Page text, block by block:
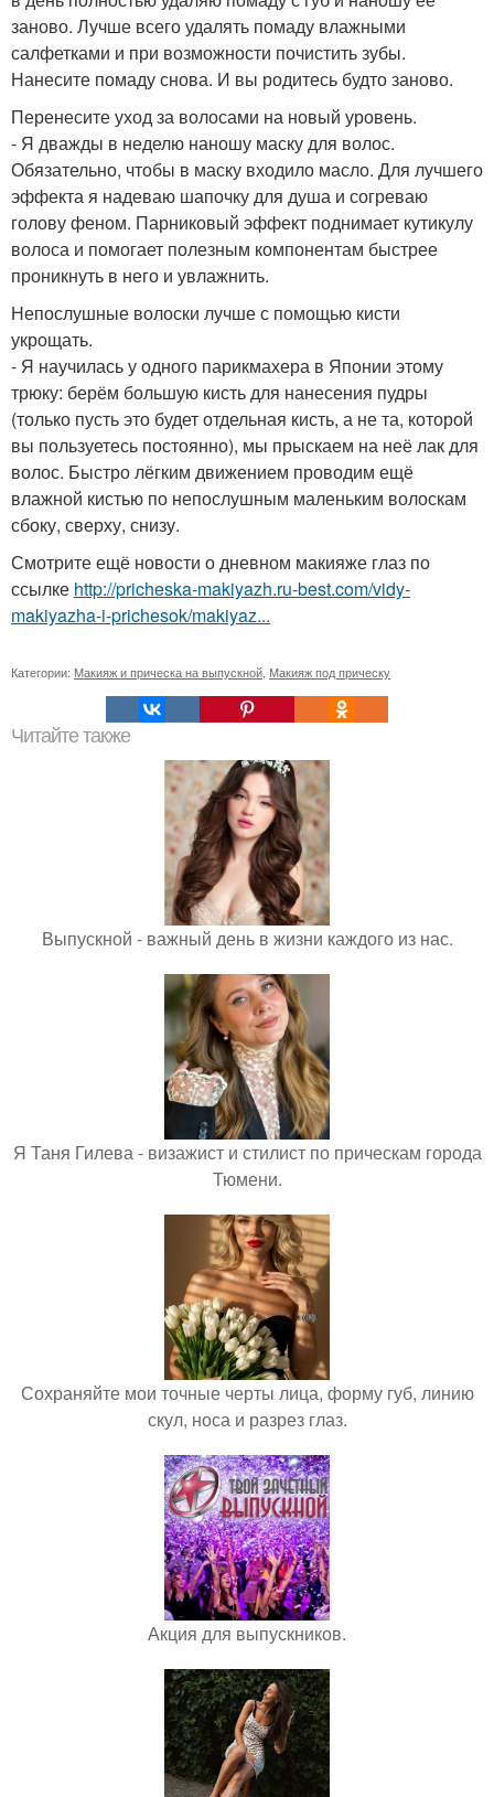
заново. Лучше всего удалять помаду влажными
салфетками и при возможности почистить зубы.
Нанесите помаду снова. И вы родитесь будто заново.
Перенесите уход за волосами на новый уровень.
- Я дважды в неделю наношу маску для волос.
Обязательно, чтобы в маску входило масло. Для лучшего
эффекта я надеваю шапочку для душа и согреваю
голову феном. Парниковый эффект поднимает кутикулу
волоса и помогает полезным компонентам быстрее
проникнуть в него и увлажнить.
Непослушные волоски лучше с помощью кисти
укрощать.
- Я научилась у одного парикмахера в Японии этому
трюку: берём большую кисть для нанесения пудры
(только пусть это будет отдельная кисть, а не та, которой
вы пользуетесь постоянно), мы прыскаем на неё лак для
волос. Быстро лёгким движением проводим ещё
влажной кистью по непослушным маленьким волоскам
сбоку, сверху, снизу.
Смотрите ещё новости о дневном макияже глаз по
ссылке http://pricheska-makiyazh.ru-best.com/vidy-
makiyazha-i-prichesok/makiyaz...
Категории: Макияж и прическа на выпускной Макияж под прическу
Читайте также
Выпускной - важный день в жизни каждого из нас.
Я Таня Гилева - визажист и стилист по прическам города
Тюмени.
Сохраняйте мои точные черты лица, форму губ, линию
скул, носа и разрез глаз.
Акция для выпускников.